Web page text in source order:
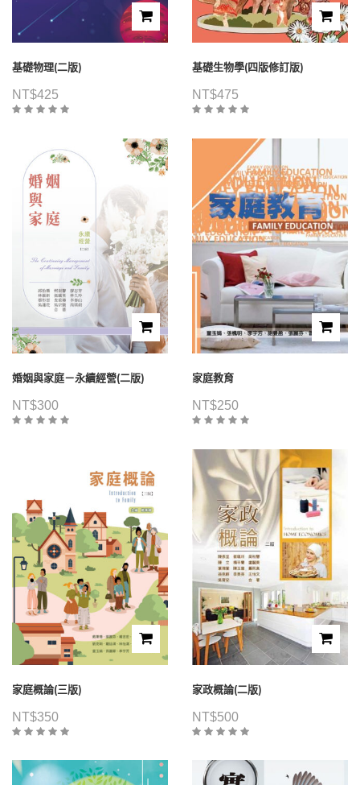
基礎物理(二版)
NT$425
基礎生物學(四版修訂版)
NT$475
婚姻與家庭－永續經營(二版)
NT$300
家庭教育
NT$250
家庭概論(三版)
NT$350
家政概論(二版)
NT$500